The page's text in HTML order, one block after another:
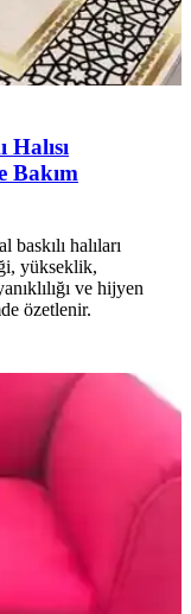
Bakım
halıları
yükseklik,
ve hijyen
özetlenir.